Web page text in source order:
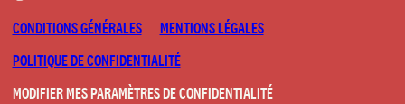
CONDITIONS GÉNÉRALES
MENTIONS LÉGALES
POLITIQUE DE CONFIDENTIALITÉ
MODIFIER MES PARAMÈTRES DE CONFIDENTIALITÉ